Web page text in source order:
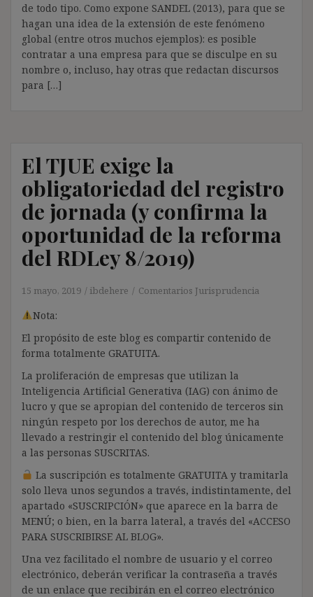
de todo tipo. Como expone SANDEL (2013), para que se
hagan una idea de la extensión de este fenómeno
global (entre otros muchos ejemplos): es posible
contratar a una empresa para que se disculpe en su
nombre o, incluso, hay otras que redactan discursos
para […]
El TJUE exige la
obligatoriedad del registro
de jornada (y confirma la
oportunidad de la reforma
del RDLey 8/2019)
15 mayo, 2019 ibdehere Comentarios Jurisprudencia
Nota:
El propósito de este blog es compartir contenido de
forma totalmente GRATUITA.
La proliferación de empresas que utilizan la
Inteligencia Artificial Generativa (IAG) con ánimo de
lucro y que se apropian del contenido de terceros sin
ningún respeto por los derechos de autor, me ha
llevado a restringir el contenido del blog únicamente
a las personas SUSCRITAS.
La suscripción es totalmente GRATUITA y tramitarla
solo lleva unos segundos a través, indistintamente, del
apartado «SUSCRIPCIÓN» que aparece en la barra de
MENÚ; o bien, en la barra lateral, a través del «ACCESO
PARA SUSCRIBIRSE AL BLOG».
Una vez facilitado el nombre de usuario y el correo
electrónico, deberán verificar la contraseña a través
de un enlace que recibirán en el correo electrónico